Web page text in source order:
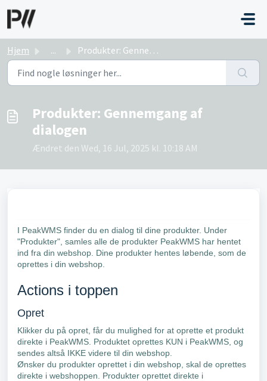
Hjem ... Produkter: Gennemgang af dialogen
Produkter: Gennemgang af
dialogen
Ændret den Wed, 16 Jul, 2025 kl. 10:18 AM
I PeakWMS finder du en dialog til dine produkter. Under
"Produkter", samles alle de produkter PeakWMS har hentet
ind fra din webshop. Dine produkter hentes løbende, som de
oprettes i din webshop.
Actions i toppen
Opret
Klikker du på opret, får du mulighed for at oprette et produkt
direkte i PeakWMS. Produktet oprettes KUN i PeakWMS, og
sendes altså IKKE videre til din webshop.
Ønsker du produkter oprettet i din webshop, skal de oprettes
direkte i webshoppen. Produkter oprettet direkte i